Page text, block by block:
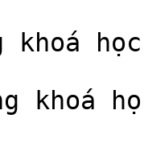
khoá học
khoá